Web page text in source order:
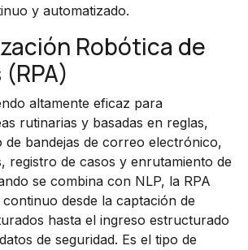
y automatizado.
Robótica de
altamente eficaz para
rutinarias y basadas en reglas,
bandejas de correo electrónico,
registro de casos y enrutamiento de
se combina con NLP, la RPA
desde la captación de
hasta el ingreso estructurado
de seguridad. Es el tipo de